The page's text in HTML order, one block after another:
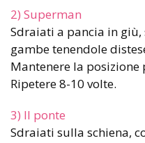
2) Superman
Sdraiati a pancia in
gambe tenendole
Mantenere la posizione
Ripetere 8-10 volte.
3) Il ponte
Sdraiati sulla schiena,